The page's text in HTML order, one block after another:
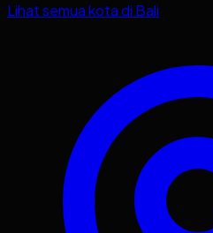
Lihat semua kota di Bali